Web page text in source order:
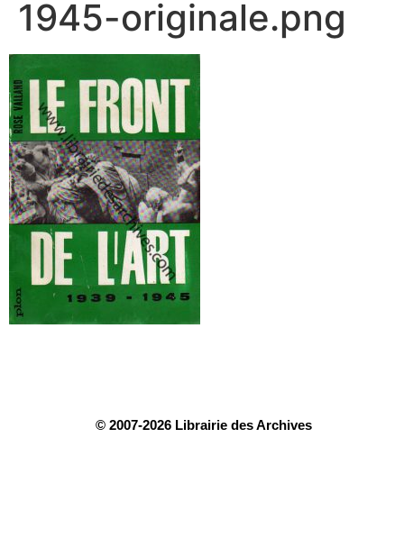
1945-originale.png
© 2007-2026 Librairie des Archives